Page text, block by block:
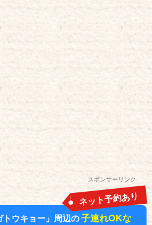
スポンサーリンク
トウキョー」周辺の子連れOKな
ネット予約あり